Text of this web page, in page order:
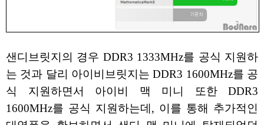
샌디브릿지의 경우 DDR3 1333MHz를 공식 지원하
는 것과 달리 아이비브릿지는 DDR3 1600MHz를 공
식 지원하면서 아이비 맥 미니 또한 DDR3
1600MHz를 공식 지원하는데, 이를 통해 추가적인